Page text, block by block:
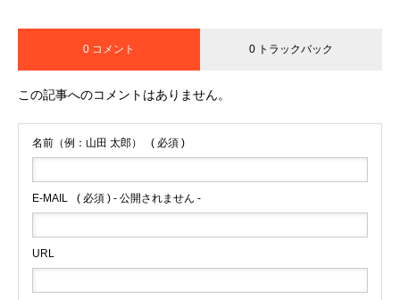
0 コメント 0 トラックバック
この記事へのコメントはありません。
名前（例：山田 太郎） ( 必須 )
E-MAIL ( 必須 ) - 公開されません -
URL